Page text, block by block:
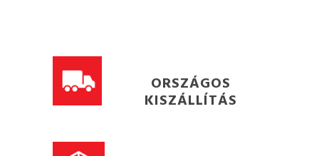
ORSZÁGOS
KISZÁLLÍTÁS